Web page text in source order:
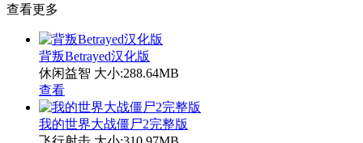
查看更多
背叛Betrayed汉化版
休闲益智 大小:288.64MB
查看
我的世界大战僵尸2完整版